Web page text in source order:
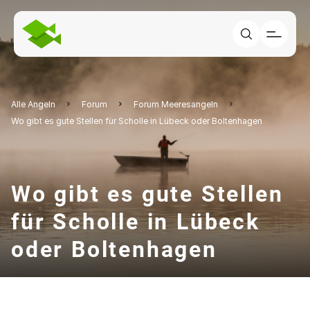
Alle Angeln Forum
Forum Meeresangeln
Wo gibt es gute Stellen für Scholle in Lübeck oder Boltenhagen
Wo gibt es gute Stellen
für Scholle in Lübeck
oder Boltenhagen